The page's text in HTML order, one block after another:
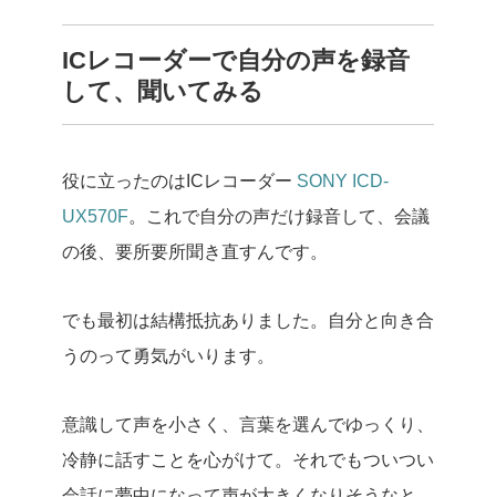
ICレコーダーで自分の声を録音
して、聞いてみる
役に立ったのはICレコーダー SONY ICD-
UX570F。これで自分の声だけ録音して、会議
の後、要所要所聞き直すんです。
でも最初は結構抵抗ありました。自分と向き合
うのって勇気がいります。
意識して声を小さく、言葉を選んでゆっくり、
冷静に話すことを心がけて。それでもついつい